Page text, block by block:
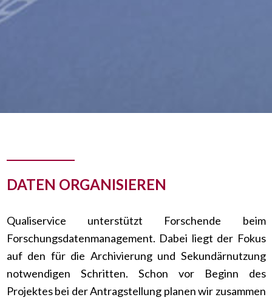
DATEN ORGANISIEREN
Qualiservice unterstützt Forschende beim
Forschungsdatenmanagement. Dabei liegt der Fokus
auf den für die Archivierung und Sekundärnutzung
notwendigen Schritten. Schon vor Beginn des
Projektes bei der Antragstellung planen wir zusammen